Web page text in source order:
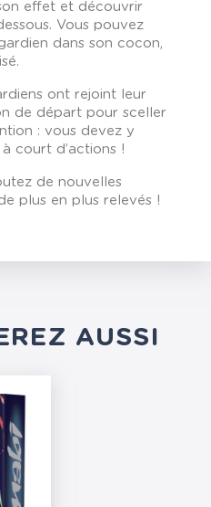
effet et découvrir
Vous pouvez
dans son cocon,
ont rejoint leur
de départ pour sceller
: vous devez y
court d’actions !
de nouvelles
plus en plus relevés !
AUSSI